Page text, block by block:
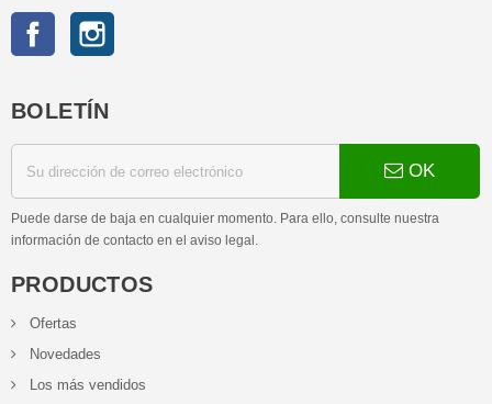
Facebook
BOLETÍN
OK
Puede darse de baja en cualquier momento. Para ello, consulte nuestra
información de contacto en el aviso legal.
PRODUCTOS
Ofertas
Novedades
Los más vendidos